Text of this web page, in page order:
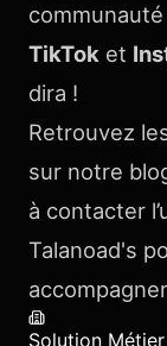
TikTok et
dira !
Retrouvez
sur notre
à contacter
Talanoad's
Solution Métier